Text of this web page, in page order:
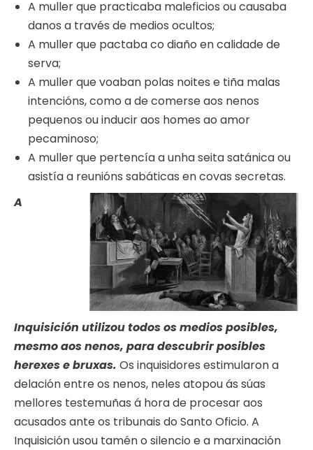
A muller que practicaba maleficios ou causaba
danos a través de medios ocultos;
A muller que pactaba co diaño en calidade de
serva;
A muller que voaban polas noites e tiña malas
intencións, como a de comerse aos nenos
pequenos ou inducir aos homes ao amor
pecaminoso;
A muller que pertencía a unha seita satánica ou
asistía a reunións sabáticas en covas secretas.
A
Inquisición utilizou todos os medios posibles,
mesmo aos nenos, para descubrir posibles
herexes e bruxas. Os inquisidores estimularon a
delación entre os nenos, neles atopou ás súas
mellores testemuñas á hora de procesar aos
acusados ante os tribunais do Santo Oficio. A
Inquisición usou tamén o silencio e a marxinación